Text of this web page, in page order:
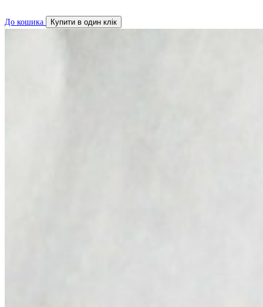
До кошика Купити в один клік